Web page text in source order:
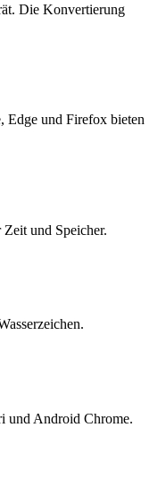
Die Konvertierung
Edge und Firefox bieten
Zeit und Speicher.
und Android Chrome.